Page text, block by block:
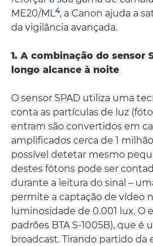
ME20/ML4, a Canon ajuda a
da vigilância avançada.
1. A combinação do sensor
longo alcance à noite
O sensor SPAD utiliza uma
conta as partículas de luz
entram são convertidos em
amplificados cerca de 1
possível detetar mesmo
destes fótons pode ser
durante a leitura do sinal –
permite a captação de vídeo
luminosidade de 0.001 lux. O
padrões BTA S-1005B), que
broadcast. Tirando partido